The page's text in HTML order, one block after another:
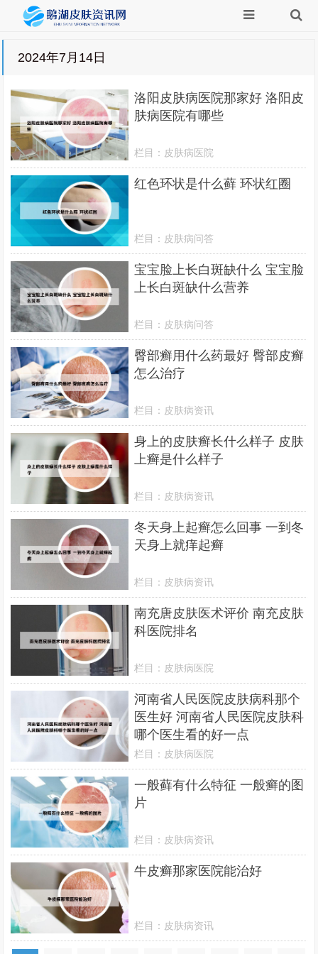
2024年7月14日
洛阳皮肤病医院那家好 洛阳皮
肤病医院有哪些
栏目： 皮肤病医院
红色环状是什么藓 环状红圈
栏目： 皮肤病问答
宝宝脸上长白斑缺什么 宝宝脸
上长白斑缺什么营养
栏目： 皮肤病问答
臀部癣用什么药最好 臀部皮癣
怎么治疗
栏目： 皮肤病资讯
身上的皮肤癣长什么样子 皮肤
上癣是什么样子
栏目： 皮肤病资讯
冬天身上起癣怎么回事 一到冬
天身上就痒起癣
栏目： 皮肤病资讯
南充唐皮肤医术评价 南充皮肤
科医院排名
栏目： 皮肤病医院
河南省人民医院皮肤病科那个
医生好 河南省人民医院皮肤科
哪个医生看的好一点
栏目： 皮肤病医院
一般藓有什么特征 一般癣的图
片
栏目： 皮肤病资讯
牛皮癣那家医院能治好
栏目： 皮肤病资讯